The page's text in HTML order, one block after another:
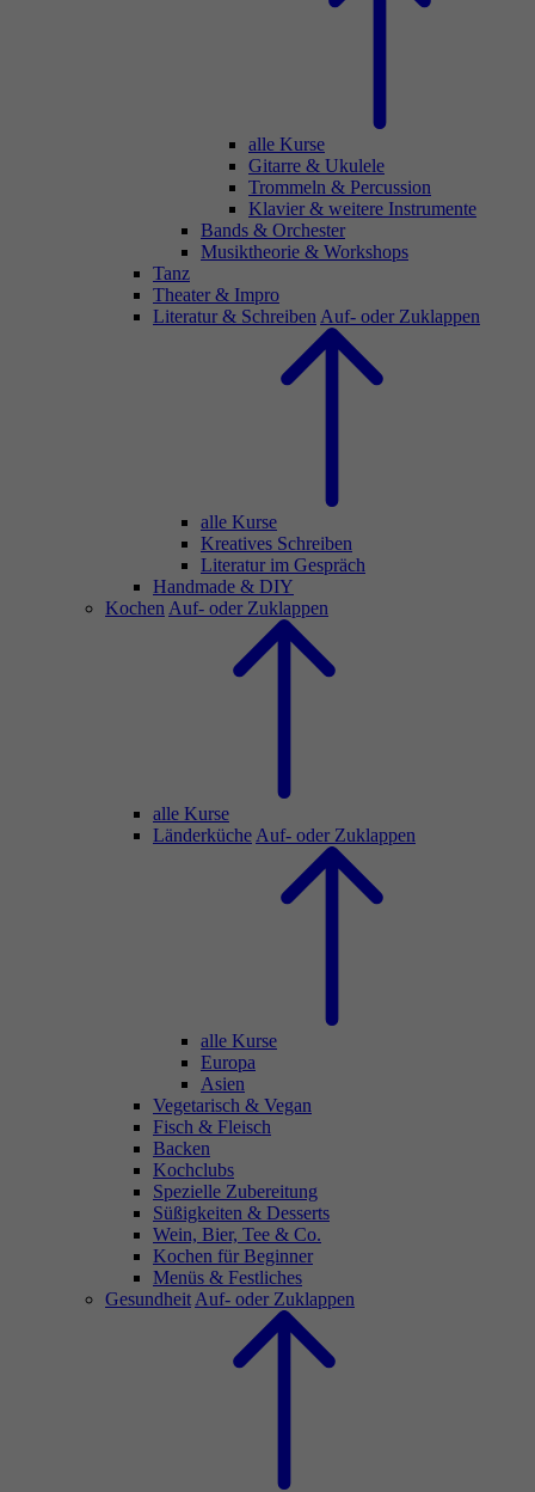
alle Kurse
Gitarre & Ukulele
Trommeln & Percussion
Klavier & weitere Instrumente
Bands & Orchester
Musiktheorie & Workshops
Tanz
Theater & Impro
Literatur & Schreiben Auf- oder Zuklappen
alle Kurse
Kreatives Schreiben
Literatur im Gespräch
Handmade & DIY
Kochen Auf- oder Zuklappen
alle Kurse
Länderküche Auf- oder Zuklappen
alle Kurse
Europa
Asien
Vegetarisch & Vegan
Fisch & Fleisch
Backen
Kochclubs
Spezielle Zubereitung
Süßigkeiten & Desserts
Wein, Bier, Tee & Co.
Kochen für Beginner
Menüs & Festliches
Gesundheit Auf- oder Zuklappen